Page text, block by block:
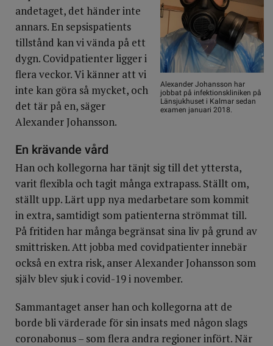
Alexander Johansson har
jobbat på infektionskliniken på
Länsjukhuset i Kalmar sedan
examen januari 2018.
andetaget, det händer inte
annars. En sepsispatients
tillstånd kan vi vända på ett
dygn. Covidpatienter ligger i
flera veckor. Vi känner att vi
inte kan göra så mycket, och
det tär på en, säger
Alexander Johansson.
En krävande vård
Han och kollegorna har tänjt sig till det yttersta,
varit flexibla och tagit många extrapass. Ställt om,
ställt upp. Lärt upp nya medarbetare som kommit
in extra, samtidigt som patienterna strömmat till.
På fritiden har många begränsat sina liv på grund av
smittrisken. Att jobba med covidpatienter innebär
också en extra risk, anser Alexander Johansson som
själv blev sjuk i covid-19 i november.
Sammantaget anser han och kollegorna att de
borde bli värderade för sin insats med någon slags
coronabonus – som flera andra regioner infört. När